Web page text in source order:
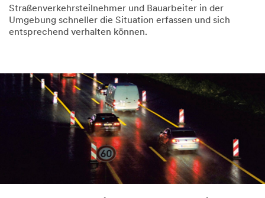
Straßenverkehrsteilnehmer und Bauarbeiter in der
Umgebung schneller die Situation erfassen und sich
entsprechend verhalten können.